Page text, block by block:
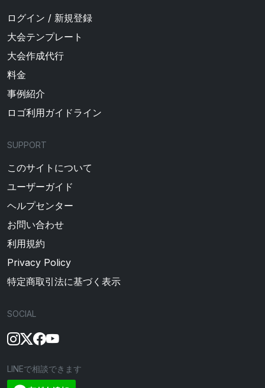
ログイン / 新規登録
大会テンプレート
大会作成代行
料金
事例紹介
ロゴ利用ガイドライン
SUPPORT
このサイトについて
ユーザーガイド
ヘルプセンター
お問い合わせ
利用規約
Privacy Policy
特定商取引法に基づく表示
SOCIAL
LINEで相談できます